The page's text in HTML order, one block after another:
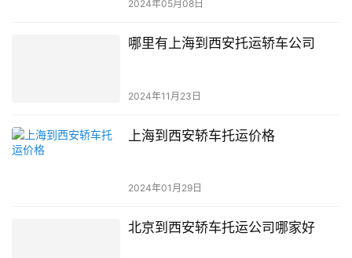
2024年05月08日
哪里有上海到西安托运轿车公司
2024年11月23日
上海到西安轿车托运价格
2024年01月29日
北京到西安轿车托运公司哪家好